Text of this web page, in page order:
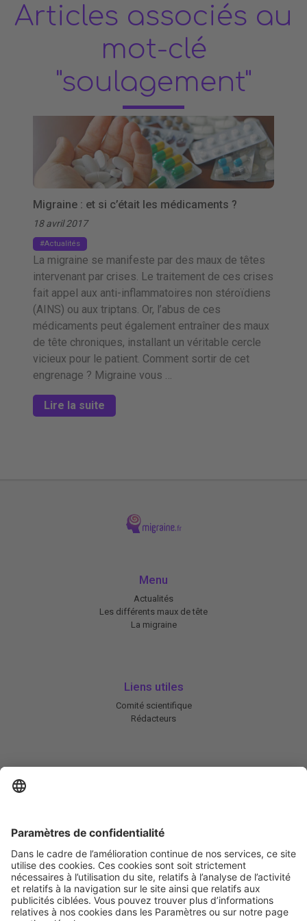
Articles associés au
mot-clé
"soulagement"
Migraine : et si c’était les médicaments ?
18 avril 2017
Actualités
La migraine se manifeste par des maux de têtes
intervenant par crises. Le traitement de ces crises
fait appel aux anti-inflammatoires non stéroïdiens
(AINS) ou aux triptans. Or, l’abus de ces
médicaments peut également entraîner des maux
de tête chroniques, installant un véritable cercle
vicieux pour le patient. Comment sortir de cet
engrenage ? Migraine vous …
Lire la suite
Menu
Actualités
Les différents maux de tête
La migraine
Liens utiles
Comité scientifique
Rédacteurs
Abonnez-vous à notre newsletter
Informez-moi